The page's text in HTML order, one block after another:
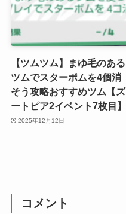
【ツムツム】まゆ毛のある
ツムでスターボムを4個消
そう攻略おすすめツム【ズ
ートピア2イベント7枚目】
2025年12月12日
コメント